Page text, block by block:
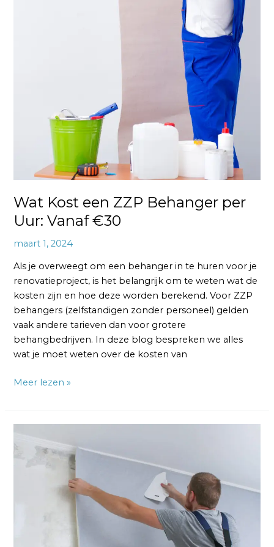
Wat Kost een ZZP Behanger per
Uur: Vanaf €30
maart 1, 2024
Als je overweegt om een behanger in te huren voor je
renovatieproject, is het belangrijk om te weten wat de
kosten zijn en hoe deze worden berekend. Voor ZZP
behangers (zelfstandigen zonder personeel) gelden
vaak andere tarieven dan voor grotere
behangbedrijven. In deze blog bespreken we alles
wat je moet weten over de kosten van
Meer lezen »
van